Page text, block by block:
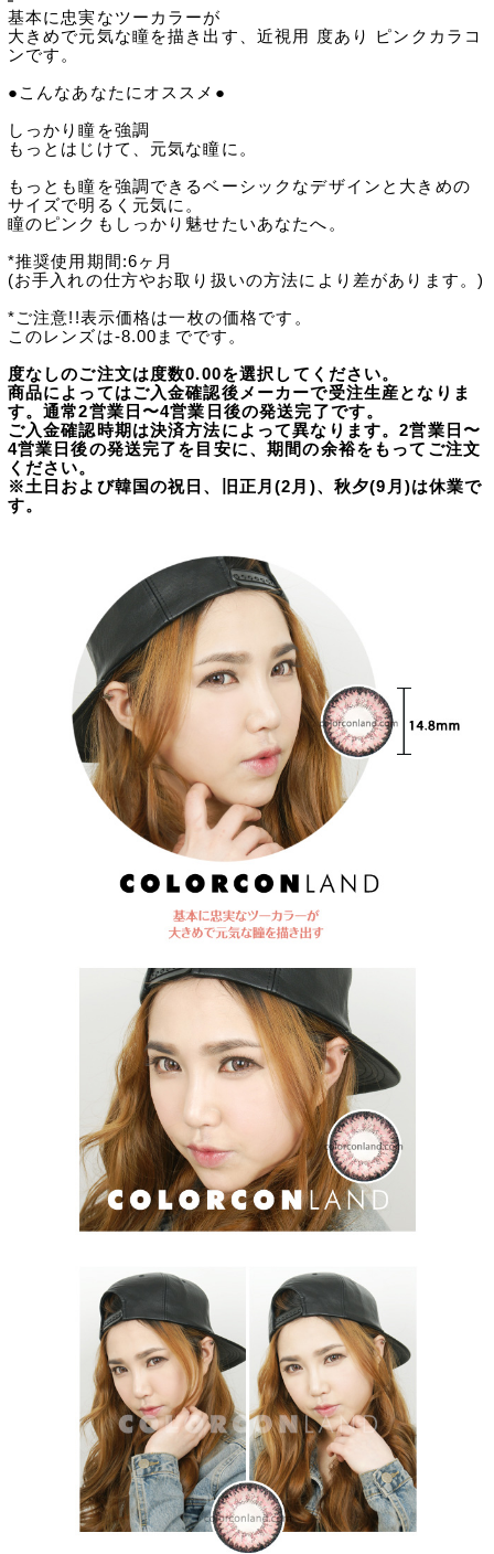
基本に忠実なツーカラーが
大きめで元気な瞳を描き出す、近視用 度あり ピンクカラコ
ンです。
●こんなあなたにオススメ●
しっかり瞳を強調
もっとはじけて、元気な瞳に。
もっとも瞳を強調できるベーシックなデザインと大きめの
サイズで明るく元気に。
瞳のピンクもしっかり魅せたいあなたへ。
*推奨使用期間:6ヶ月
(お手入れの仕方やお取り扱いの方法により差があります。)
*ご注意!!表示価格は一枚の価格です。
このレンズは-8.00までです。
度なしのご注文は度数0.00を選択してください。
商品によってはご入金確認後メーカーで受注生産となりま
す。通常2営業日〜4営業日後の発送完了です。
ご入金確認時期は決済方法によって異なります。2営業日〜
4営業日後の発送完了を目安に、期間の余裕をもってご注文
ください。
※土日および韓国の祝日、旧正月(2月)、秋夕(9月)は休業で
す。